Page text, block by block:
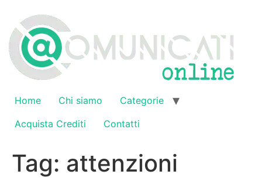
contenuto
Home Chi siamo
Categorie
Acquista Crediti
Contatti
Tag: attenzioni